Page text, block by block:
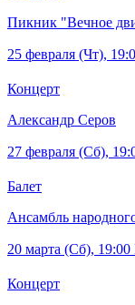
Пикник "Вечное
25 февраля (Чт),
Концерт
Александр Серов
27 февраля (Сб),
Балет
Ансамбль
20 марта (Сб), 19:00
Концерт